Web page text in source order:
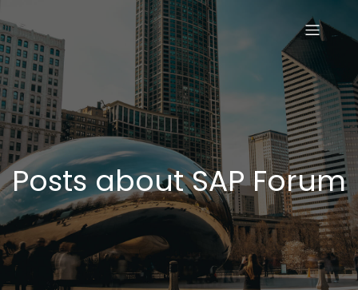
Posts about SAP Forum